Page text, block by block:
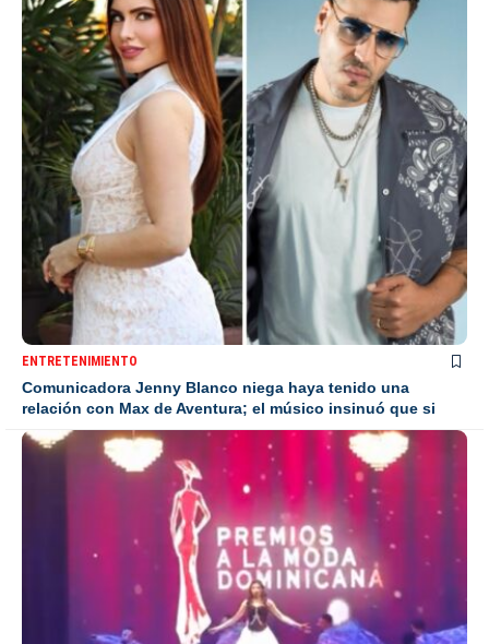
ENTRETENIMIENTO
Comunicadora Jenny Blanco niega haya tenido una
relación con Max de Aventura; el músico insinuó que si